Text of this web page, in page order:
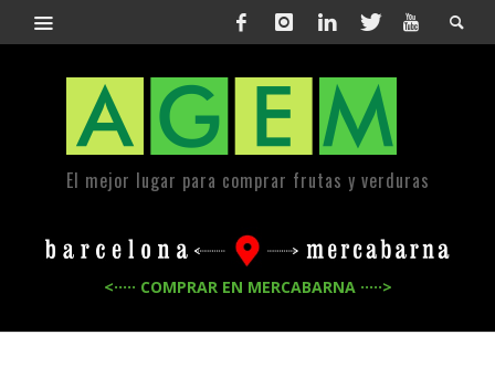
El mejor lugar para comprar frutas y verduras
<····· COMPRAR EN MERCABARNA ·····>